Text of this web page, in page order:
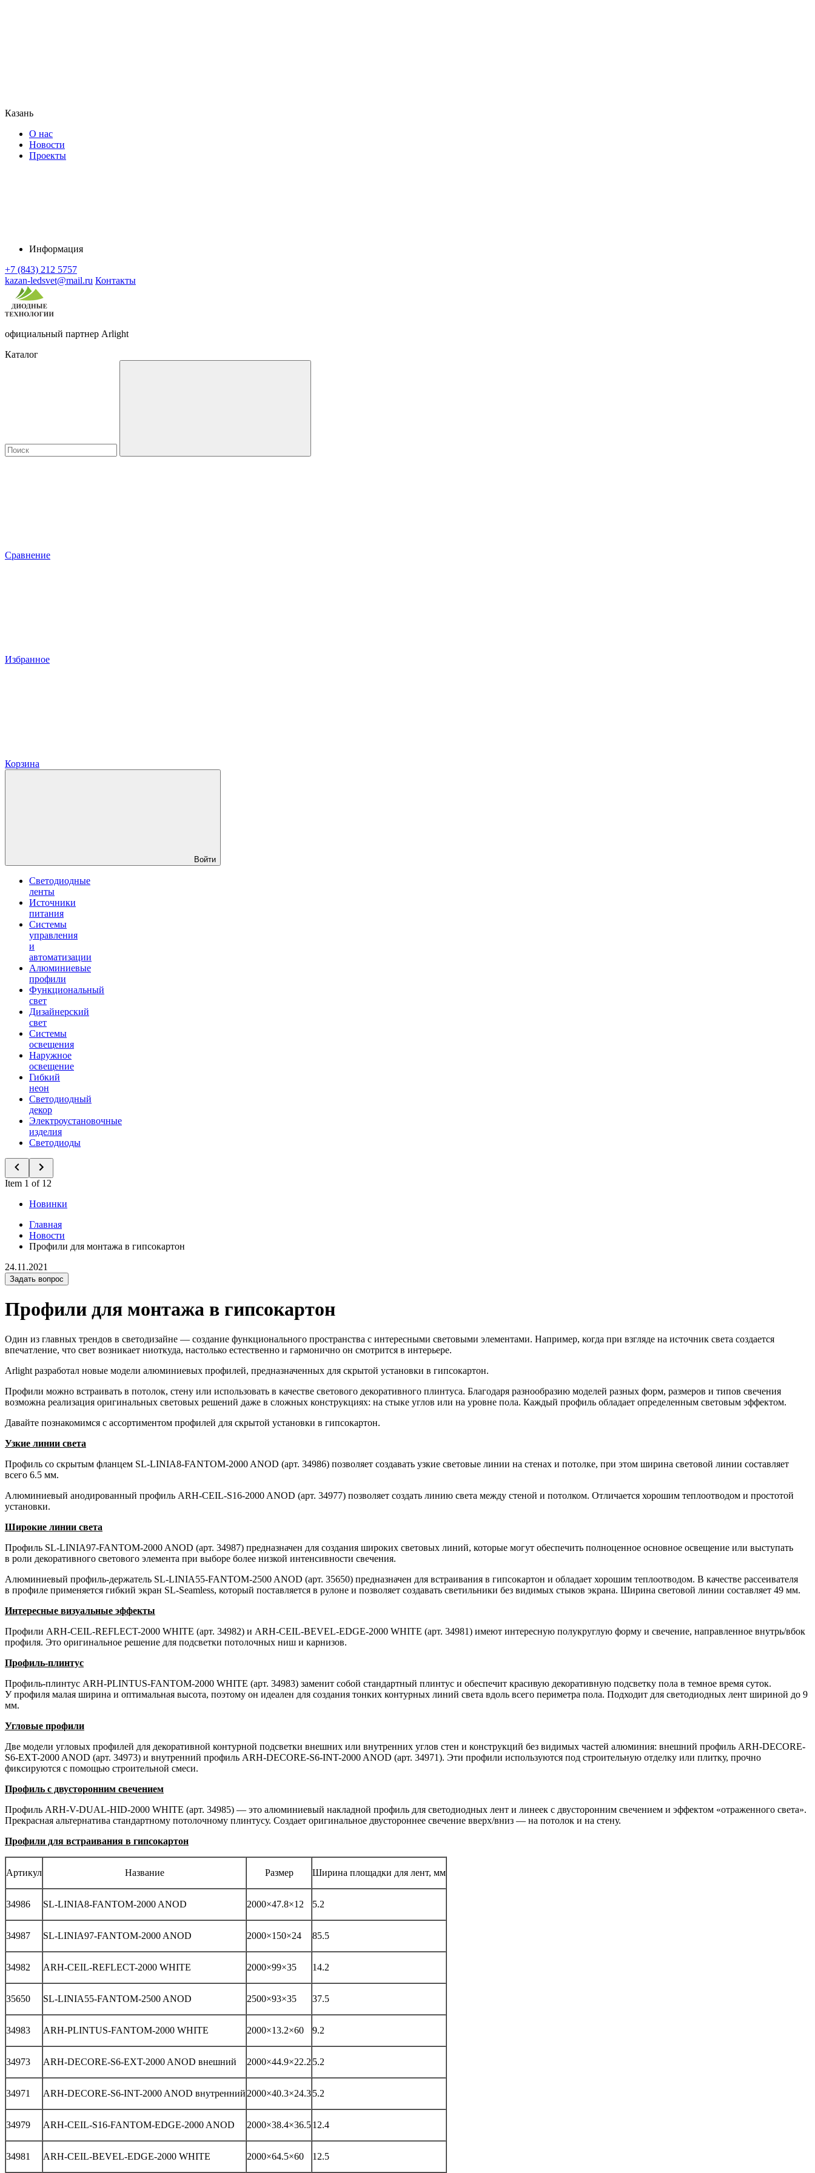
Казань
О нас
Новости
Проекты
Информация
+7 (843) 212 5757
kazan-ledsvet@mail.ru Контакты
официальный партнер Arlight
Каталог
Сравнение
Избранное
Корзина
Войти
Светодиодные
ленты
Источники
питания
Системы
управления
и
автоматизации
Алюминиевые
профили
Функциональный
свет
Дизайнерский
свет
Системы
освещения
Наружное
освещение
Гибкий
неон
Светодиодный
декор
Электроустановочные
изделия
Светодиоды
Item 1 of 12
Новинки
Главная
Новости
Профили для монтажа в гипсокартон
24.11.2021
Задать вопрос
Профили для монтажа в гипсокартон
Один из главных трендов в светодизайне — создание функционального пространства с интересными световыми элементами. Например, когда при взгляде на источник света создается
впечатление, что свет возникает ниоткуда, настолько естественно и гармонично он смотрится в интерьере.
Arlight разработал новые модели алюминиевых профилей, предназначенных для скрытой установки в гипсокартон.
Профили можно встраивать в потолок, стену или использовать в качестве светового декоративного плинтуса. Благодаря разнообразию моделей разных форм, размеров и типов свечения
возможна реализация оригинальных световых решений даже в сложных конструкциях: на стыке углов или на уровне пола. Каждый профиль обладает определенным световым эффектом.
Давайте познакомимся с ассортиментом профилей для скрытой установки в гипсокартон.
Узкие линии света
Профиль со скрытым фланцем SL-LINIA8-FANTOM-2000 ANOD (арт. 34986) позволяет создавать узкие световые линии на стенах и потолке, при этом ширина световой линии составляет
всего 6.5 мм.
Алюминиевый анодированный профиль ARH-CEIL-S16-2000 ANOD (арт. 34977) позволяет создать линию света между стеной и потолком. Отличается хорошим теплоотводом и простотой
установки.
Широкие линии света
Профиль SL-LINIA97-FANTOM-2000 ANOD (арт. 34987) предназначен для создания широких световых линий, которые могут обеспечить полноценное основное освещение или выступать
в роли декоративного светового элемента при выборе более низкой интенсивности свечения.
Алюминиевый профиль-держатель SL-LINIA55-FANTOM-2500 ANOD (арт. 35650) предназначен для встраивания в гипсокартон и обладает хорошим теплоотводом. В качестве рассеивателя
в профиле применяется гибкий экран SL-Seamless, который поставляется в рулоне и позволяет создавать светильники без видимых стыков экрана. Ширина световой линии составляет 49 мм.
Интересные визуальные эффекты
Профили ARH-CEIL-REFLECT-2000 WHITE (арт. 34982) и ARH-CEIL-BEVEL-EDGE-2000 WHITE (арт. 34981) имеют интересную полукруглую форму и свечение, направленное внутрь/вбок
профиля. Это оригинальное решение для подсветки потолочных ниш и карнизов.
Профиль-плинтус
Профиль-плинтус ARH-PLINTUS-FANTOM-2000 WHITE (арт. 34983) заменит собой стандартный плинтус и обеспечит красивую декоративную подсветку пола в темное время суток.
У профиля малая ширина и оптимальная высота, поэтому он идеален для создания тонких контурных линий света вдоль всего периметра пола. Подходит для светодиодных лент шириной до 9
мм.
Угловые профили
Две модели угловых профилей для декоративной контурной подсветки внешних или внутренних углов стен и конструкций без видимых частей алюминия: внешний профиль ARH-DECORE-
S6-EXT-2000 ANOD (арт. 34973) и внутренний профиль ARH-DECORE-S6-INT-2000 ANOD (арт. 34971). Эти профили используются под строительную отделку или плитку, прочно
фиксируются с помощью строительной смеси.
Профиль с двусторонним свечением
Профиль ARH-V-DUAL-HID-2000 WHITE (арт. 34985) — это алюминиевый накладной профиль для светодиодных лент и линеек с двусторонним свечением и эффектом «отраженного света».
Прекрасная альтернатива стандартному потолочному плинтусу. Создает оригинальное двустороннее свечение вверх/вниз — на потолок и на стену.
Профили для встраивания в гипсокартон
Артикул Название Размер Ширина площадки для лент, мм
34986 SL-LINIA8-FANTOM-2000 ANOD 2000×47.8×12 5.2
34987 SL-LINIA97-FANTOM-2000 ANOD 2000×150×24 85.5
34982 ARH-CEIL-REFLECT-2000 WHITE 2000×99×35 14.2
35650 SL-LINIA55-FANTOM-2500 ANOD 2500×93×35 37.5
34983 ARH-PLINTUS-FANTOM-2000 WHITE 2000×13.2×60 9.2
34973 ARH-DECORE-S6-EXT-2000 ANOD внешний 2000×44.9×22.2 5.2
34971 ARH-DECORE-S6-INT-2000 ANOD внутренний 2000×40.3×24.35.2
34979 ARH-CEIL-S16-FANTOM-EDGE-2000 ANOD 2000×38.4×36.512.4
34981 ARH-CEIL-BEVEL-EDGE-2000 WHITE 2000×64.5×60 12.5